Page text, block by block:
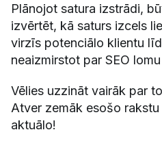
Plānojot satura izstrādi,
izvērtēt, kā saturs izcels
virzīs potenciālo klientu
neaizmirstot par SEO
Vēlies uzzināt vairāk par
Atver zemāk esošo
aktuālo!